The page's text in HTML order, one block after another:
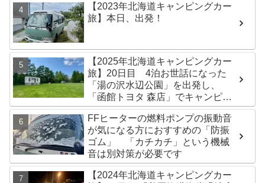
【2023年北海道キャンピングカー
旅】本日、出発！
【2025年北海道キャンピングカー
旅】20日目 4泊お世話になった
「湯の沢水辺公園」を出発し、
「函館トヨタ 森店」でキャンピン
グカーのオイル交換完了！今日は
伊達市の「徳舜瞥山麓キャンプ
場」へ
FFヒーターの燃料ポンプの振動音
が気になる方におすすめの「防振
ゴム」 「カチカチ」という機械
音は別対策が必要です
【2024年北海道キャンピングカー